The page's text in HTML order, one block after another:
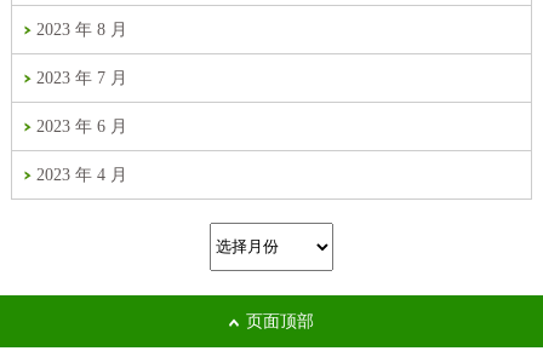
2023 年 8 月
2023 年 7 月
2023 年 6 月
2023 年 4 月
页面顶部